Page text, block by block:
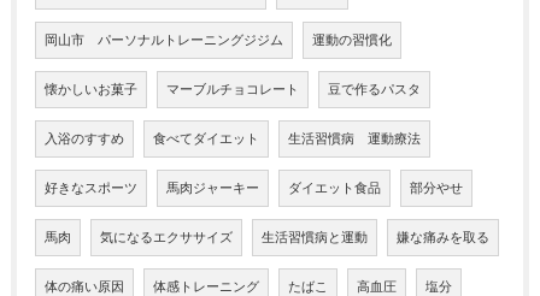
岡山市 パーソナルトレーニングジジム 運動の習慣化
懐かしいお菓子 マーブルチョコレート 豆で作るパスタ
入浴のすすめ 食べてダイエット 生活習慣病 運動療法
好きなスポーツ 馬肉ジャーキー ダイエット食品 部分やせ
馬肉 気になるエクササイズ 生活習慣病と運動 嫌な痛みを取る
体の痛い原因 体感トレーニング たばこ 高血圧 塩分